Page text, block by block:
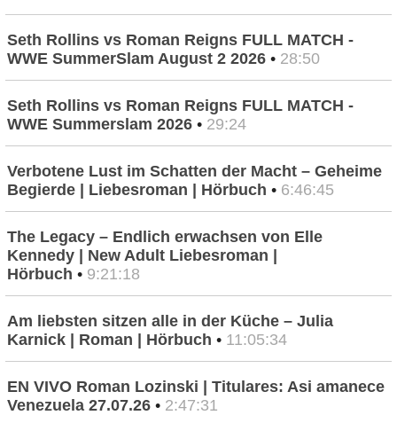
Seth Rollins vs Roman Reigns FULL MATCH -
WWE SummerSlam August 2 2026 • 28:50
Seth Rollins vs Roman Reigns FULL MATCH -
WWE Summerslam 2026 • 29:24
Verbotene Lust im Schatten der Macht – Geheime
Begierde | Liebesroman | Hörbuch • 6:46:45
The Legacy – Endlich erwachsen von Elle
Kennedy | New Adult Liebesroman |
Hörbuch • 9:21:18
Am liebsten sitzen alle in der Küche – Julia
Karnick | Roman | Hörbuch • 11:05:34
EN VIVO Roman Lozinski | Titulares: Asi amanece
Venezuela 27.07.26 • 2:47:31